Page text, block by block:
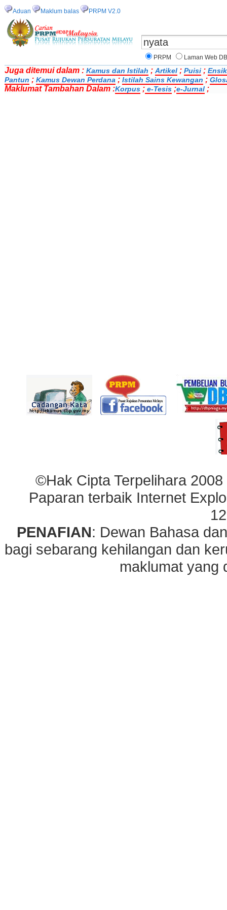
Aduan Maklum balas PRPM V2.0
PRPM Laman Web
Juga ditemui dalam : Kamus dan Istilah ; Artikel ; Puisi ;
Pantun ; Kamus Dewan Perdana ; Istilah Sains Kewangan ;
Maklumat Tambahan Dalam :Korpus ; e-Tesis ;e-Jurnal ;
©Hak Cipta Terpelihara
Paparan terbaik Internet
PENAFIAN: Dewan Bahasa
bagi sebarang kehilangan dan
maklumat yang